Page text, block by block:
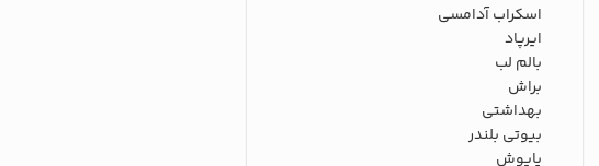
اسکراب آدامسی
ایرپاد
بالم لب
براش
بهداشتی
بیوتی بلندر
پاپوش